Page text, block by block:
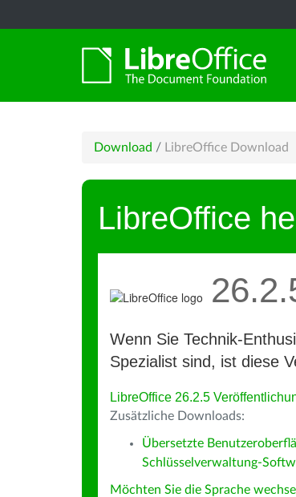
Download / LibreOffice Download
LibreOffice
Wenn Sie Technik-
Spezialist sind, ist diese
LibreOffice 26.2.5
Zusätzliche Downloads:
Übersetzte
Schlüsselverwaltung-
Möchten Sie die Sprache